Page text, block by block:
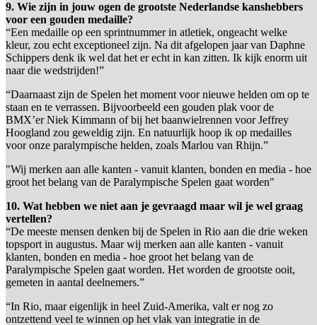
9. Wie zijn in jouw ogen de grootste Nederlandse kanshebbers
voor een gouden medaille?
“Een medaille op een sprintnummer in atletiek, ongeacht welke
kleur, zou echt exceptioneel zijn. Na dit afgelopen jaar van Daphne
Schippers denk ik wel dat het er echt in kan zitten. Ik kijk enorm uit
naar die wedstrijden!”
“Daarnaast zijn de Spelen het moment voor nieuwe helden om op te
staan en te verrassen. Bijvoorbeeld een gouden plak voor de
BMX’er Niek Kimmann of bij het baanwielrennen voor Jeffrey
Hoogland zou geweldig zijn. En natuurlijk hoop ik op medailles
voor onze paralympische helden, zoals Marlou van Rhijn.”
"Wij merken aan alle kanten - vanuit klanten, bonden en media - hoe
groot het belang van de Paralympische Spelen gaat worden"
10. Wat hebben we niet aan je gevraagd maar wil je wel graag
vertellen?
“De meeste mensen denken bij de Spelen in Rio aan die drie weken
topsport in augustus. Maar wij merken aan alle kanten - vanuit
klanten, bonden en media - hoe groot het belang van de
Paralympische Spelen gaat worden. Het worden de grootste ooit,
gemeten in aantal deelnemers.”
“In Rio, maar eigenlijk in heel Zuid-Amerika, valt er nog zo
ontzettend veel te winnen op het vlak van integratie in de